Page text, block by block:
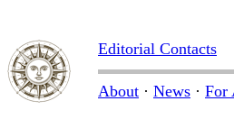
Editorial Contacts
About · News · For